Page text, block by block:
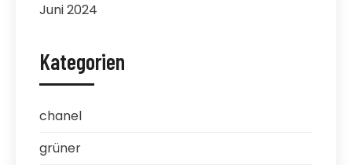
Juni 2024
Kategorien
chanel
grüner